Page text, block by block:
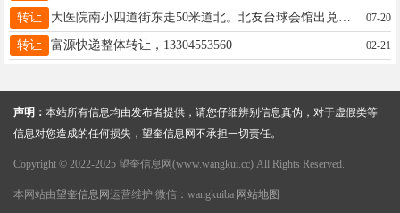
转让 大医院南小四道街东走50米道北。北友台球会馆出兑。一二楼249平。卖9成新麻将机。华晨购物广场净平10平精品屋出卖。价格10万。电话：13091569779 07-20
转让 富源快递整体转让，13304553560 02-21
声明： 本站所有信息均由发布者提供，请您仔细辨别信息真伪，对于虚假类等
信息对您造成的任何损失，望奎信息网不承担一切责任。
Copyright © 2022-2025 望奎信息网(www.wangkui.cc) All Rights Reserved.
本网站由望奎信息网 运营维护 微信：wangkuiba 网站地图